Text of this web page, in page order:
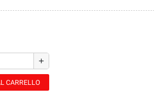
add
CARRELLO